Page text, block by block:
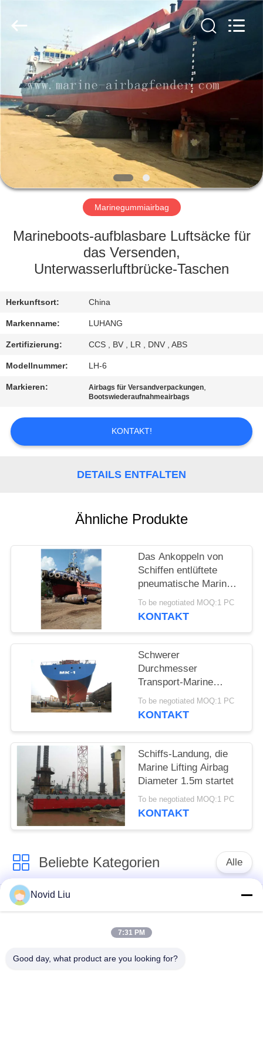
HAUSE
PRODUKTE
ÜBER
UNS
WERKSBESICHTIGUNG
QUALITÄTSKONTROLLE
MIT
UNS
BITTE UM
EIN
SITEMAP
Fender
Reserved.
Marinegummiairbag
Marineboots-aufblasbare Luftsäcke für
das Versenden,
Unterwasserluftbrücke-Taschen
Herkunftsort: China
Markenname: LUHANG
Zertifizierung: CCS , BV , LR , DNV , ABS
Modellnummer: LH-6
Markieren: Airbags für Versandverpackungen,
Bootswiederaufnahmeairbags
KONTAKT!
DETAILS ENTFALTEN
Ähnliche Produkte
Das Ankoppeln von
Schiffen entlüftete
pneumatische Marine
Rubber Airbag
To be negotiated MOQ:1 PC
KONTAKT
Schwerer
Durchmesser
Transport-Marine
Rubber Airbags 1.0m
To be negotiated MOQ:1 PC
KONTAKT
Schiffs-Landung, die
Marine Lifting Airbag
Diameter 1.5m startet
To be negotiated MOQ:1 PC
KONTAKT
Beliebte Kategorien Alle
Pneumatischer
Marinefender
Fender Yokohamas
Gummipuffer
Marinegummiairbag
Novid Liu
7:31 PM
Good day, what product are you looking for?